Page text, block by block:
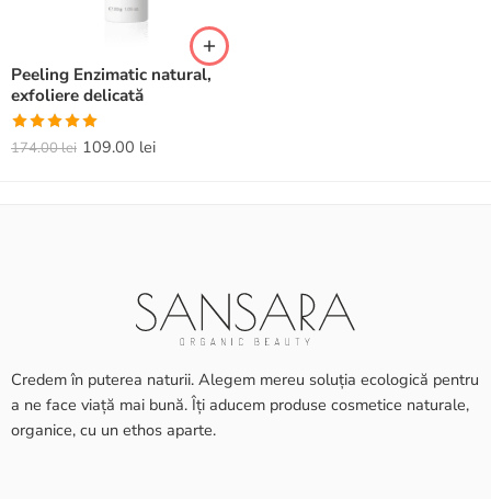
Peeling Enzimatic natural,
exfoliere delicată
Evaluat la
5.00din 5
174.00lei 109.00 lei
Credem în puterea naturii. Alegem mereu soluția ecologică pentru
a ne face viață mai bună. Îți aducem produse cosmetice naturale,
organice, cu un ethos aparte.